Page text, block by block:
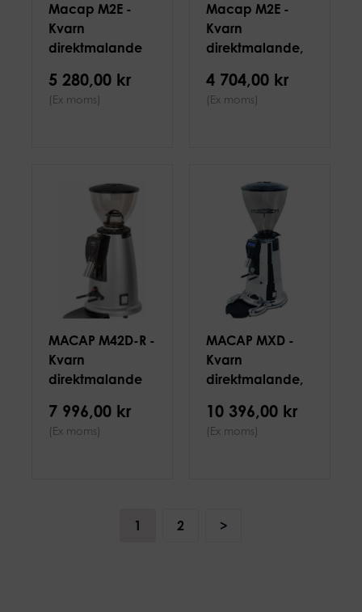
Macap M2E -
Kvarn
direktmalande
50mm Krom
5 280,00 kr
(Ex moms)
Macap M2E -
Kvarn
direktmalande,
4 704,00 kr
(Ex moms)
MACAP M42D-R -
Kvarn
direktmalande
7 996,00 kr
(Ex moms)
MACAP MXD -
Kvarn
direktmalande,
10 396,00 kr
(Ex moms)
1 2 >